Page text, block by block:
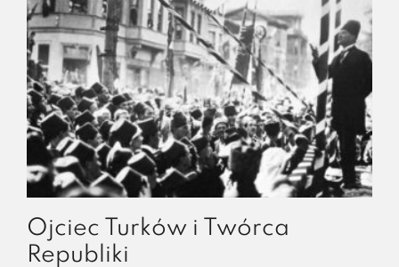
Ojciec Turków i Twórca
Republiki